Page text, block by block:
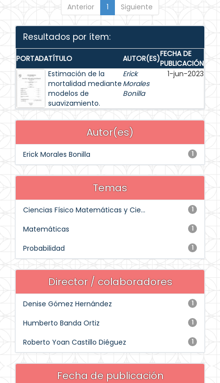
Anterior 1 Siguiente
Resultados por ítem:
PORTADATÍTULO AUTOR(ES)FECHA DE
PUBLICACIÓN
Estimación de la
mortalidad mediante
modelos de
suavizamiento.
Erick
Morales
Bonilla
1-jun-2023
Autor(es)
1
Erick Morales Bonilla
Temas
1
Ciencias Físico Matemáticas y Cie...
1
Matemáticas
1
Probabilidad
Director / colaboradores
1
Denise Gómez Hernández
1
Humberto Banda Ortiz
1
Roberto Yoan Castillo Diéguez
Fecha de publicación